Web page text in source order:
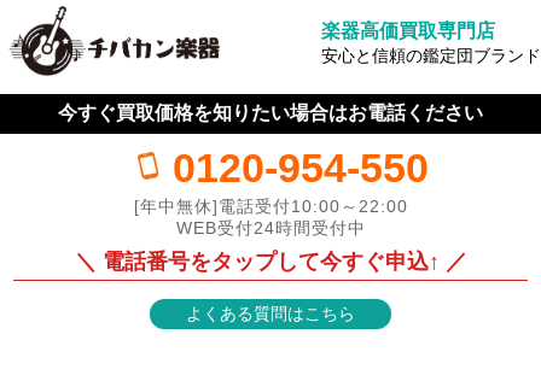
楽器高価買取専門店
安心と信頼の鑑定団ブランド
今すぐ買取価格を知りたい場合はお電話ください
0120-954-550
[年中無休]電話受付10:00～22:00
WEB受付24時間受付中
＼ 電話番号をタップして今すぐ申込↑ ／
よくある質問はこちら